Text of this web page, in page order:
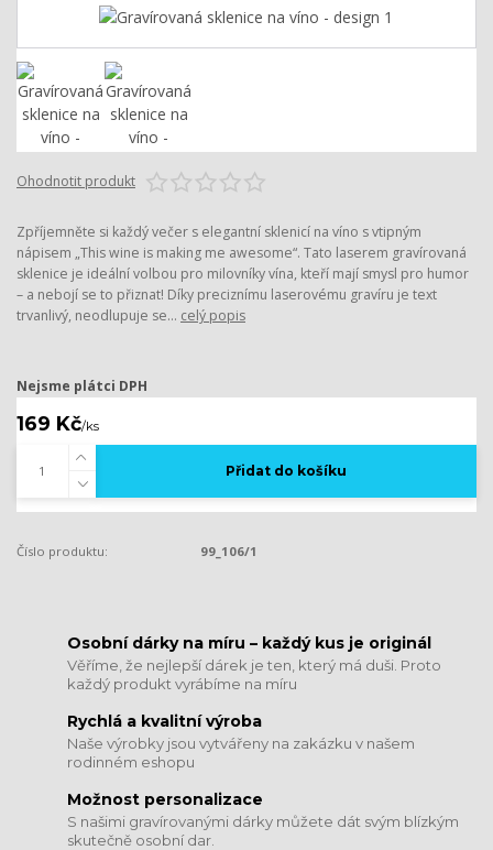
Ohodnotit produkt
Zpříjemněte si každý večer s elegantní sklenicí na víno s vtipným
nápisem „This wine is making me awesome“. Tato laserem gravírovaná
sklenice je ideální volbou pro milovníky vína, kteří mají smysl pro humor
– a nebojí se to přiznat! Díky preciznímu laserovému gravíru je text
trvanlivý, neodlupuje se... celý popis
Nejsme plátci DPH
169 Kč/ks
Přidat do košíku
Číslo produktu: 99_106/1
​​​​​​​Osobní dárky na míru – každý kus je originál
Věříme, že nejlepší dárek je ten, který má duši. Proto
každý produkt vyrábíme na míru
Rychlá a kvalitní výroba
Naše výrobky jsou vytvářeny na zakázku v našem
rodinném eshopu
Možnost personalizace
S našimi gravírovanými dárky můžete dát svým blízkým
skutečně osobní dar.